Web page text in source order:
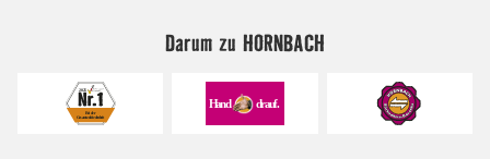
Darum zu HORNBACH